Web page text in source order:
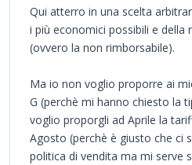
Qui atterro in una scelta
i più economici possibili e della
(ovvero la non rimborsabile).
Ma io non voglio proporre ai
G (perchè mi hanno chiesto la
voglio proporgli ad Aprile la
Agosto (perchè è giusto che ci
politica di vendita ma mi serve